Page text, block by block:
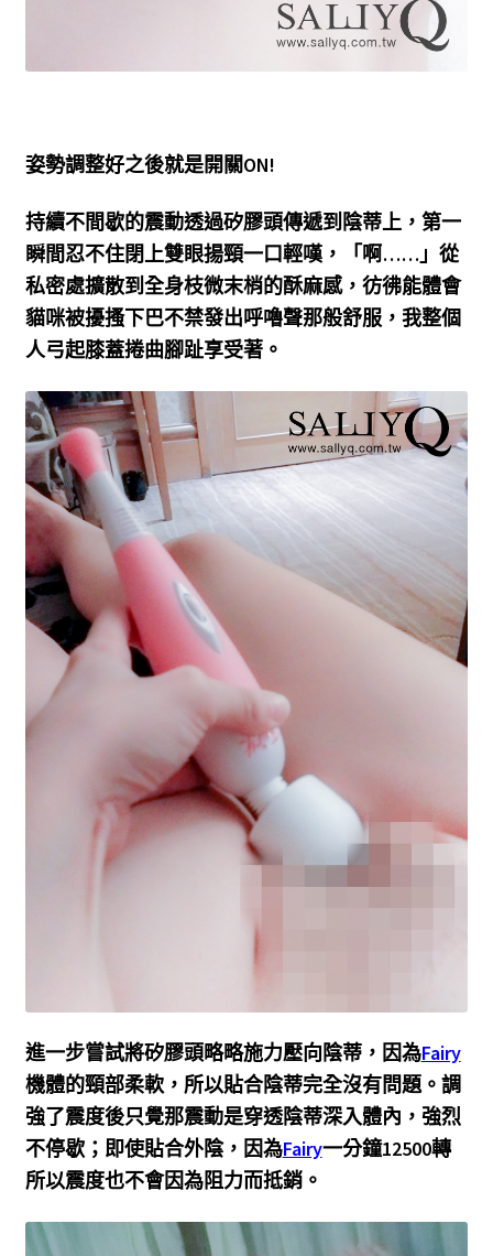
姿勢調整好之後就是開關ON!
持續不間歇的震動透過矽膠頭傳遞到陰蒂上，第一
瞬間忍不住閉上雙眼揚頸一口輕嘆，「啊……」從
私密處擴散到全身枝微末梢的酥麻感，彷彿能體會
貓咪被擾搔下巴不禁發出呼嚕聲那般舒服，我整個
人弓起膝蓋捲曲腳趾享受著。
進一步嘗試將矽膠頭略略施力壓向陰蒂，因為Fairy
機體的頸部柔軟，所以貼合陰蒂完全沒有問題。調
強了震度後只覺那震動是穿透陰蒂深入體內，強烈
不停歇；即使貼合外陰，因為Fairy一分鐘12500轉
所以震度也不會因為阻力而抵銷。